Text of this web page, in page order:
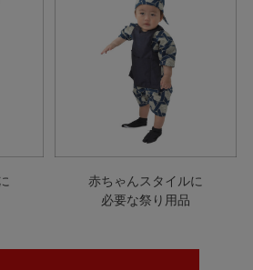
赤ちゃんスタイルに
必要な祭り用品